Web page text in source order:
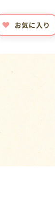
お気に入り